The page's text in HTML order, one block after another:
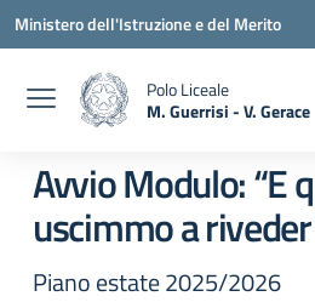
Vai ai contenuti
Vai al menu di navigazione
Vai al footer
Ministero dell'Istruzione e del Merito
Polo Liceale
M. Guerrisi - V. Gerace
Avvio Modulo: “E
uscimmo a
Piano estate 2025/2026